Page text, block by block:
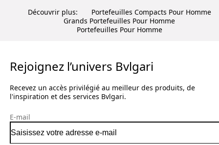
Découvrir plus:
Portefeuilles Compacts Pour Homme
Grands Portefeuilles Pour Homme
Portefeuilles Pour Homme
Rejoignez l’univers Bvlgari
Recevez un accès privilégié au meilleur des produits, de
l'inspiration et des services Bvlgari.
E-mail